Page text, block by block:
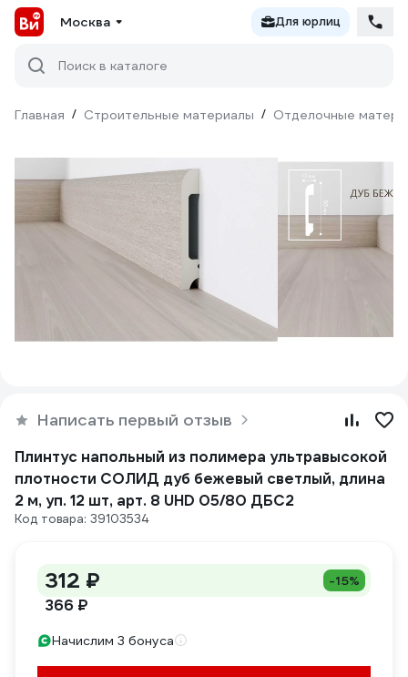
Москва Для юрлиц
Поиск в каталоге
Главная / Строительные материалы / Отделочные
Написать первый отзыв
Плинтус напольный из полимера ультравысокой
плотности СОЛИД дуб бежевый светлый, длина
2 м, уп. 12 шт, арт. 8 UHD 05/80 ДБС2
Код товара: 39103534
312 ₽ -15%
366 ₽
Начислим 3 бонуса